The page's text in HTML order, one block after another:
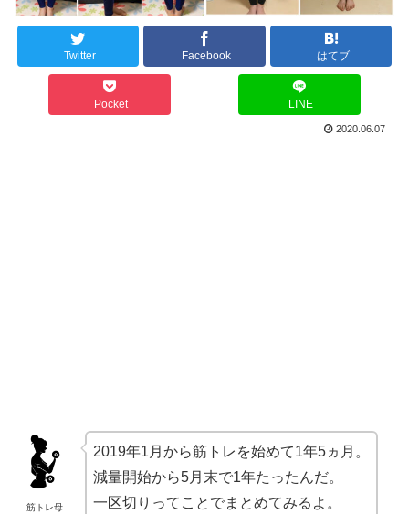
Twitter Facebook はてブ
Pocket LINE
2020.06.07
筋トレ母
2019年1月から筋トレを始めて1年5ヵ月。
減量開始から5月末で1年たったんだ。
一区切りってことでまとめてみるよ。